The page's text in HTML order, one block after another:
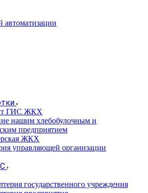
автоматизации
ГИС ЖКХ
нашим хлебобулочным и
предприятием
ЖКХ
управляющей организации
государственного учреждения